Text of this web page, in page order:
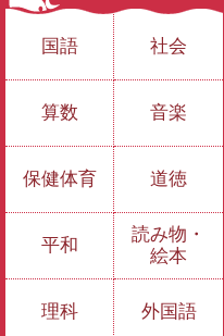
で！
なを自
ンダー
②泣くのは男らしく
ない！？ ほか
国語 社会
算数 音楽
保健体育 道徳
平和
読み物・
絵本
理科 外国語